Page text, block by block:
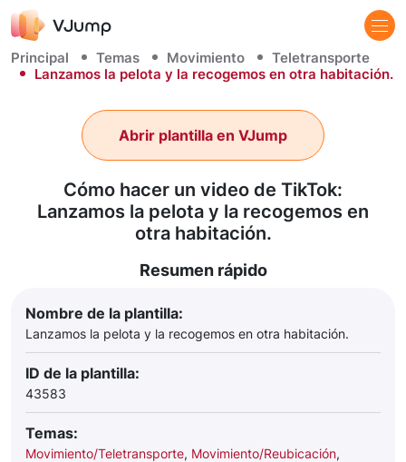
Principal Temas Movimiento
Teletransporte
Lanzamos la pelota y la recogemos en otra habitación.
Cómo hacer un video de TikTok:
Lanzamos la pelota y la recogemos en
otra habitación.
Abrir plantilla en VJump
Resumen rápido
Nombre de la plantilla:
Lanzamos la pelota y la recogemos en otra habitación.
ID de la plantilla:
43583
Temas:
Movimiento/Teletransporte, Movimiento/Reubicación,